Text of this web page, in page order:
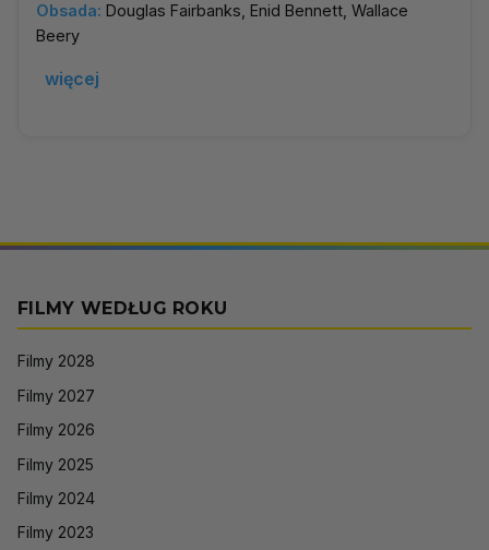
Obsada: Douglas Fairbanks, Enid Bennett, Wallace
Beery
więcej
FILMY WEDŁUG ROKU
Filmy 2028
Filmy 2027
Filmy 2026
Filmy 2025
Filmy 2024
Filmy 2023